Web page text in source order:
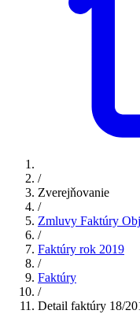
/
Zverejňovanie
/
Zmluvy Faktúry
/
Faktúry rok 2019
/
Faktúry
/
Detail faktúry 18/